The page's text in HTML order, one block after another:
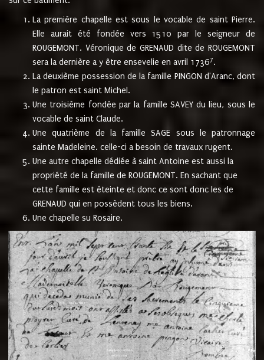
La première chapelle est sous le vocable de saint Pierre.
Elle aurait été fondée vers 1510 par le seigneur de
ROUGEMONT. Véronique de GRENAUD dite de ROUGEMONT
sera la dernière a y être ensevelie en avril 17367.
La deuxième possession de la famille PINGON d'Aranc, dont
le patron est saint Michel.
Une troisième fondée par la famille SAVEY du lieu, sous le
vocable de saint Claude.
Une quatrième de la famille SAGE sous le patronnage
sainte Madeleine. celle-ci a besoin de travaux rugent.
Une autre chapelle dédiée à saint Antoine est aussi la
propriété de la famille de ROUGEMONT. En sachant que
cette famille est éteinte et donc ce sont donc les de
GRENAUD qui en possèdent tous les biens.
Une chapelle su Rosaire.